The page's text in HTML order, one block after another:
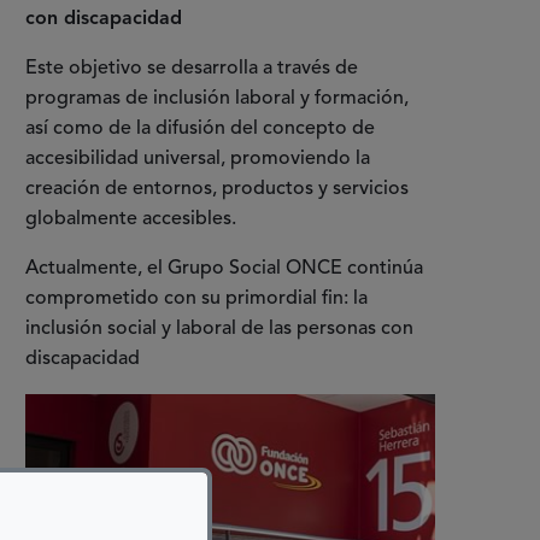
con discapacidad
Este objetivo se desarrolla a través de
programas de inclusión laboral y formación,
así como de la difusión del concepto de
accesibilidad universal, promoviendo la
creación de entornos, productos y servicios
globalmente accesibles.
Actualmente, el Grupo Social ONCE continúa
comprometido con su primordial fin: la
inclusión social y laboral de las personas con
discapacidad